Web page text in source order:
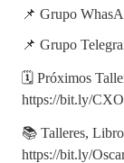
📌 Grupo
📌 Grupo
🗓️ Próximos
https://bit.ly/
📚 Talleres,
https://bit.ly/